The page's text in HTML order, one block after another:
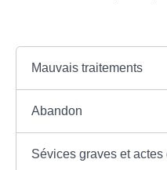
Mauvais traitements
Abandon
Sévices graves et actes